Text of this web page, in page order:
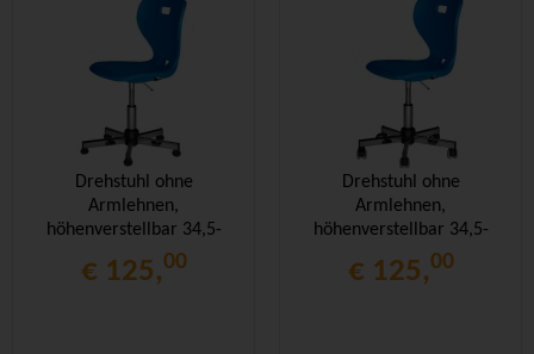
Drehstuhl ohne
Armlehnen,
höhenverstellbar 34,5-
40,5 cm, Drehkreuz
verchromt, kleine
€ 125,00
Drehstuhl ohne
Armlehnen,
höhenverstellbar 34,5-
40,5 cm, Drehkreuz
verchromt, kleine
€ 125,00